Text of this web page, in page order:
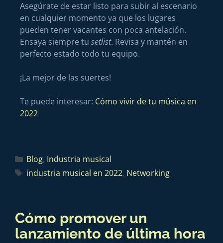
Asegúrate de estar listo para subir al escenario
en cualquier momento ya que los lugares
pueden tener vacantes con poca antelación.
Ensaya siempre tu setlist. Revisa y mantén en
perfecto estado todo tu equipo.
¡La mejor de las suertes!
Te puede interesar: Cómo vivir de tu música en
2022
Blog, Industria musical
industria musical en 2022, Networking
Cómo promover un
lanzamiento de última hora